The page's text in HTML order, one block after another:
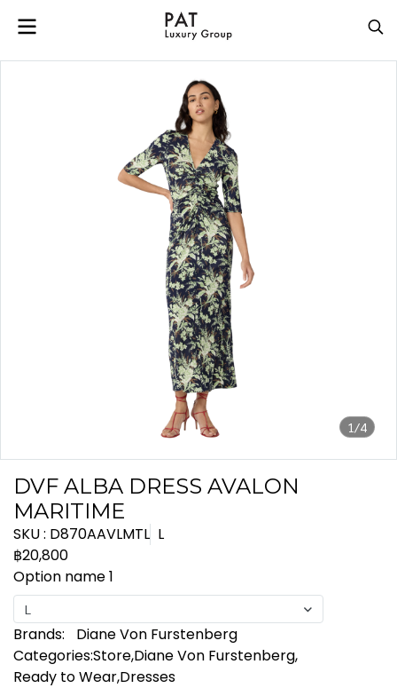
1/4
DVF ALBA DRESS AVALON
MARITIME
SKU : D870AAVLMTL L
฿20,800
Option name 1
L
Brands:
Diane Von Furstenberg
Categories:Store,Diane Von Furstenberg,
Ready to Wear,Dresses